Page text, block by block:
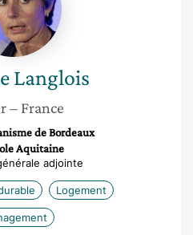
Langlois
– France
de Bordeaux
Aquitaine
adjointe
Logement